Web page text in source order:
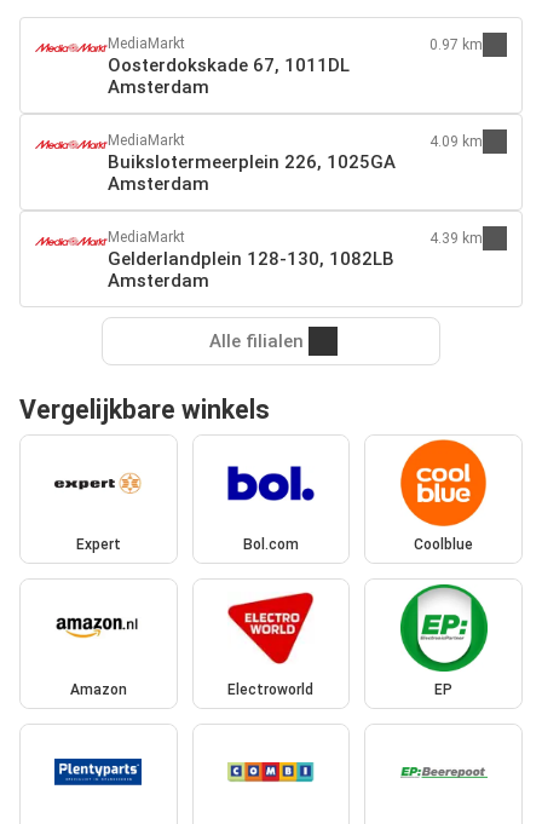
MediaMarkt
Oosterdokskade 67, 1011DL
Amsterdam
0.97 km
MediaMarkt
Buikslotermeerplein 226, 1025GA
Amsterdam
4.09 km
MediaMarkt
Gelderlandplein 128-130, 1082LB
Amsterdam
4.39 km
Alle filialen
Vergelijkbare winkels
Expert Bol.com Coolblue
Amazon Electroworld EP